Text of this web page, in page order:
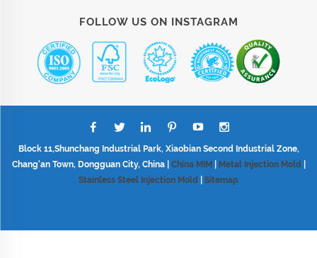
FOLLOW US ON INSTAGRAM
Block 11,Shunchang Industrial Park, Xiaobian Second Industrial Zone,
Chang'an Town, Dongguan City, China | China MIM| Metal Injection Mold
Stainless Steel Injection Mold
Sitemap